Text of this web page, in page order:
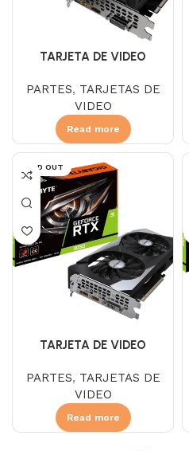
TARJETA DE VIDEO
DDR6 OC 2FAN LP
PARTES, TARJETAS DE
VIDEO
Read more
SOLD OUT
TARJETA DE VIDEO
DDR6 WINDFORCE OC
PARTES, TARJETAS DE
VIDEO
Read more